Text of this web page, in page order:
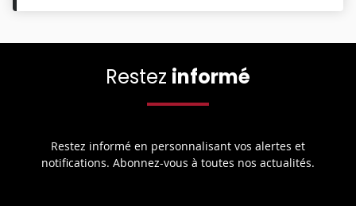
Restez informé
Restez informé en personnalisant vos alertes et
notifications. Abonnez-vous à toutes nos actualités.